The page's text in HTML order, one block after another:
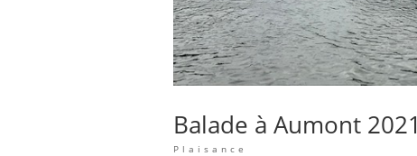
Balade à Aumont 2021
Plaisance